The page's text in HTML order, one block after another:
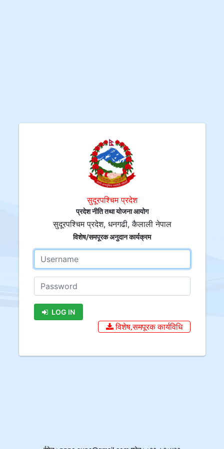
सुदूरपश्चिम प्रदेश
प्रदेश नीति तथा योजना आयोग
सुदूरपश्चिम प्रदेश, धनगढी, कैलाली नेपाल
विशेष/समपूरक अनुदान कार्यक्रम
LOG IN
विशेष,समपूरक कार्यविधि